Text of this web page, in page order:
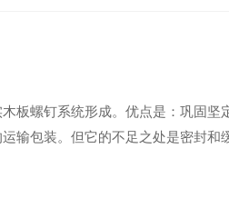
板螺钉系统形成。优点是：巩固
输包装。但它的不足之处是密封和